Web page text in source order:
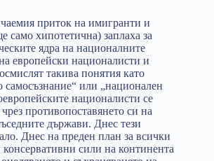
приток на имигранти и
само хипотетична) заплаха за
ядра на националните
европейски националисти и
такива понятия като
самосъзнание“ или „национален
националисти се
противопоставянето си на
държави. Днес тези
Днес на преден план за всички
сили на континента